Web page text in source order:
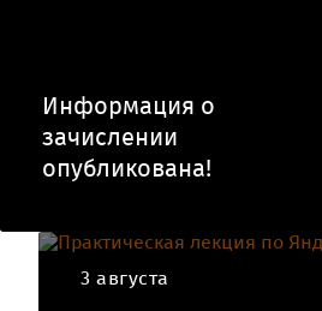
Информация о
зачислении
опубликована!
3 августа